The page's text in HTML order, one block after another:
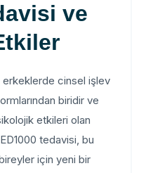
ve
Etkiler
erkeklerde cinsel işlev
formlarından biridir ve
psikolojik etkileri olan
ED1000 tedavisi, bu
bireyler için yeni bir